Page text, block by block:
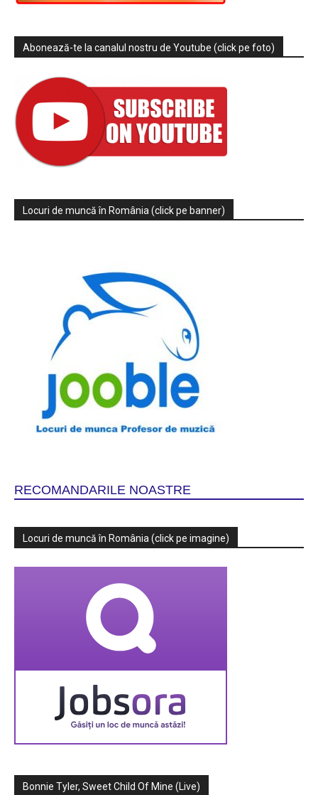
Abonează-te la canalul nostru de Youtube (click pe foto)
Locuri de muncă în România (click pe banner)
RECOMANDARILE NOASTRE
Locuri de muncă în România (click pe imagine)
Bonnie Tyler, Sweet Child Of Mine (Live)